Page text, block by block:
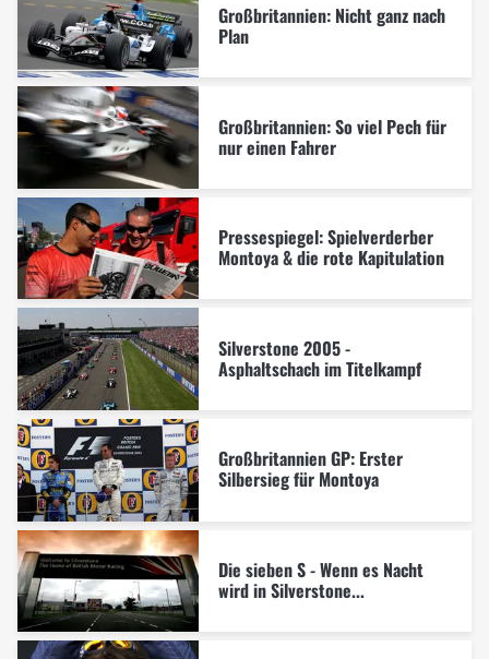
Großbritannien: Nicht ganz nach
Plan
Großbritannien: So viel Pech für
nur einen Fahrer
Pressespiegel: Spielverderber
Montoya & die rote Kapitulation
Silverstone 2005 -
Asphaltschach im Titelkampf
Großbritannien GP: Erster
Silbersieg für Montoya
Die sieben S - Wenn es Nacht
wird in Silverstone...